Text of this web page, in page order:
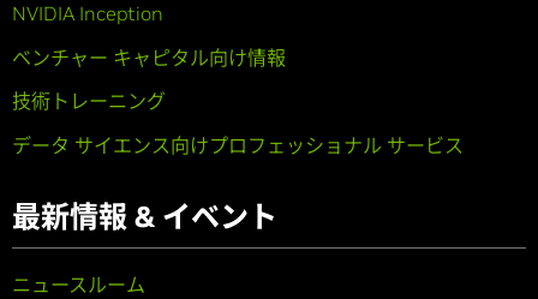
NVIDIA Inception
ベンチャー キャピタル向け情報
技術トレーニング
データ サイエンス向けプロフェッショナル サービス
最新情報 & イベント
ニュースルーム